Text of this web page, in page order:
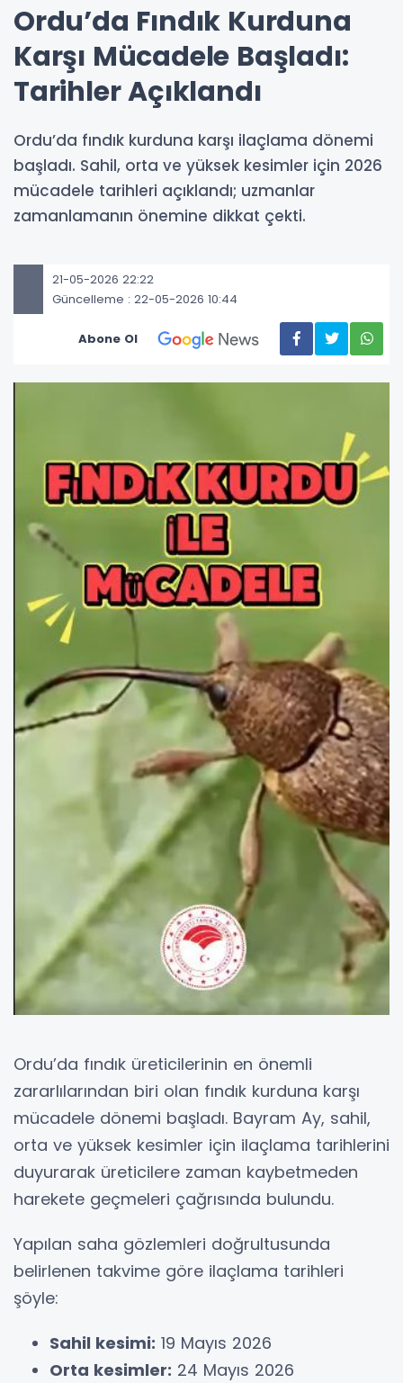
Ordu’da Fındık Kurduna
Karşı Mücadele Başladı:
Tarihler Açıklandı
Ordu’da fındık kurduna karşı ilaçlama dönemi
başladı. Sahil, orta ve yüksek kesimler için 2026
mücadele tarihleri açıklandı; uzmanlar
zamanlamanın önemine dikkat çekti.
21-05-2026 22:22
Güncelleme : 22-05-2026 10:44
Abone Ol
Ordu’da fındık üreticilerinin en önemli
zararlılarından biri olan fındık kurduna karşı
mücadele dönemi başladı. Bayram Ay, sahil,
orta ve yüksek kesimler için ilaçlama tarihlerini
duyurarak üreticilere zaman kaybetmeden
harekete geçmeleri çağrısında bulundu.
Yapılan saha gözlemleri doğrultusunda
belirlenen takvime göre ilaçlama tarihleri
şöyle:
Sahil kesimi: 19 Mayıs 2026
Orta kesimler: 24 Mayıs 2026